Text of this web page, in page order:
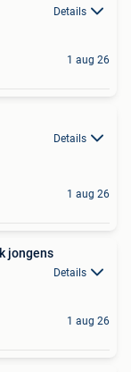
Details
1 aug 26
Details
1 aug 26
jongens
Details
1 aug 26